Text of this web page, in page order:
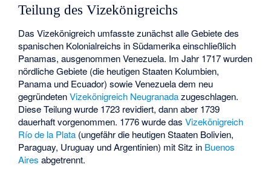
Teilung des Vizekönigreichs
Das Vizekönigreich umfasste zunächst alle Gebiete des
spanischen Kolonialreichs in Südamerika einschließlich
Panamas, ausgenommen Venezuela. Im Jahr 1717 wurden
nördliche Gebiete (die heutigen Staaten Kolumbien,
Panama und Ecuador) sowie Venezuela dem neu
gegründetenVizekönigreich Neugranadazugeschlagen.
Diese Teilung wurde 1723 revidiert, dann aber 1739
dauerhaft vorgenommen. 1776 wurde dasVizekönigreich
Río de la Plata (ungefähr die heutigen Staaten Bolivien,
Paraguay, Uruguay und Argentinien) mit Sitz in Buenos
Aires abgetrennt.